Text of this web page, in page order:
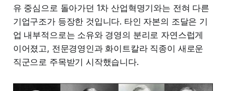
유 중심으로 돌아가던 1차 산업혁명기와는 전혀 다른
기업구조가 등장한 것입니다. 타인 자본의 조달은 기
업 내부적으로는 소유와 경영의 분리로 자연스럽게
이어졌고, 전문경영인과 화이트칼라 직종이 새로운
직군으로 주목받기 시작했습니다.